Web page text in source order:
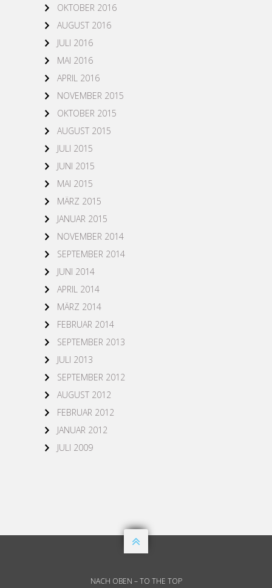
OKTOBER 2016
AUGUST 2016
JULI 2016
MAI 2016
APRIL 2016
NOVEMBER 2015
OKTOBER 2015
AUGUST 2015
JULI 2015
JUNI 2015
MAI 2015
MÄRZ 2015
JANUAR 2015
NOVEMBER 2014
SEPTEMBER 2014
JUNI 2014
APRIL 2014
MÄRZ 2014
FEBRUAR 2014
SEPTEMBER 2013
JULI 2013
SEPTEMBER 2012
AUGUST 2012
FEBRUAR 2012
JANUAR 2012
JULI 2009

NACH OBEN – TO THE TOP